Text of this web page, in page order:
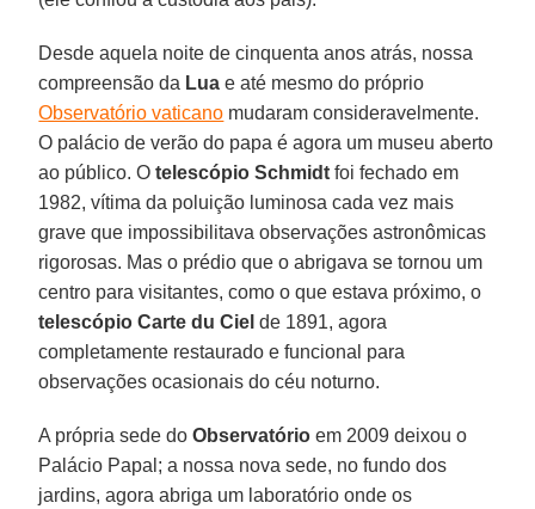
Desde aquela noite de cinquenta anos atrás, nossa
compreensão da Lua e até mesmo do próprio
Observatório vaticano mudaram consideravelmente.
O palácio de verão do papa é agora um museu aberto
ao público. O telescópio Schmidt foi fechado em
1982, vítima da poluição luminosa cada vez mais
grave que impossibilitava observações astronômicas
rigorosas. Mas o prédio que o abrigava se tornou um
centro para visitantes, como o que estava próximo, o
telescópio Carte du Ciel de 1891, agora
completamente restaurado e funcional para
observações ocasionais do céu noturno.
A própria sede doObservatório em 2009 deixou o
Palácio Papal; a nossa nova sede, no fundo dos
jardins, agora abriga um laboratório onde os